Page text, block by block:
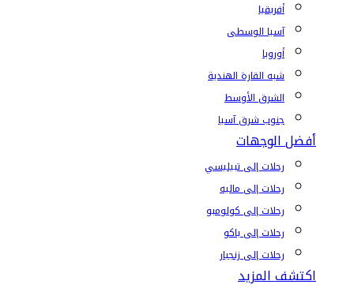
أفريقيا
آسيا الوسطى
أوروبا
شبه القارة الهندية
الشرق الأوسط
جنوب شرق آسيا
أفضل الوجهات
رحلات إلى تبيليسي
رحلات إلى ماليه
رحلات إلى كولومبو
رحلات إلى باكو
رحلات إلى زنجبار
اكتشف المزيد